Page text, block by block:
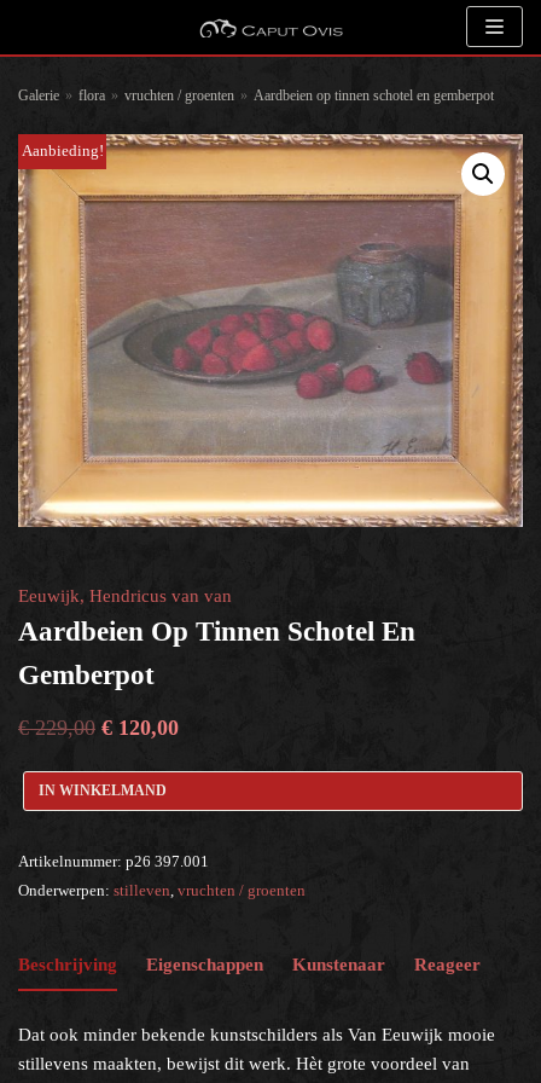
naar
Galerie » flora » vruchten / groenten » Aardbeien op tinnen schotel en gemberpot
Aanbieding!
Eeuwijk, Hendricus van van
Aardbeien Op Tinnen Schotel En
Gemberpot
€229,00 € 120,00
IN WINKELMAND
Artikelnummer: p26 397.001
Onderwerpen: stilleven, vruchten / groenten
Beschrijving Eigenschappen Kunstenaar Reageer
Dat ook minder bekende kunstschilders als Van Eeuwijk mooie
stillevens maakten, bewijst dit werk. Hèt grote voordeel van
Zoeken
Kunstenaar
Onderwerp